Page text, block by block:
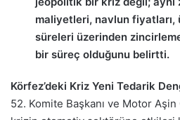
maliyetleri, navlun
süreleri üzerinden
bir süreç olduğunu belirtti.
Körfez’deki Kriz Yeni Tedarik
52. Komite Başkanı ve Motor Aşin